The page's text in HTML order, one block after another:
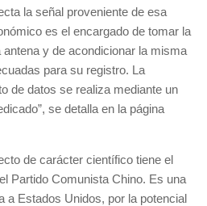
la señal proveniente de esa
es el encargado de tomar la
y de acondicionar la misma
para su registro. La
de datos se realiza mediante un
se detalla en la página
de carácter científico tiene el
Partido Comunista Chino. Es una
a Estados Unidos, por la potencial